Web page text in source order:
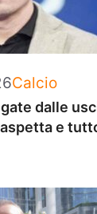
Categorie
Calcio
dalle
e